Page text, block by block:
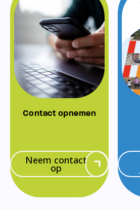
Contact opnemen
Neem contact
op